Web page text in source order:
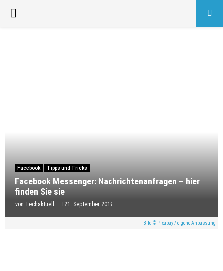
PRIMARY
Facebook Tipps und Tricks
Facebook Messenger: Nachrichtenanfragen – hier
finden Sie sie
von Techaktuell 21. September 2019
Bild © Pixabay / eigene Anpassung